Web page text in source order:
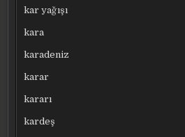
kar yağışı
kara
karadeniz
karar
kararı
kardeş